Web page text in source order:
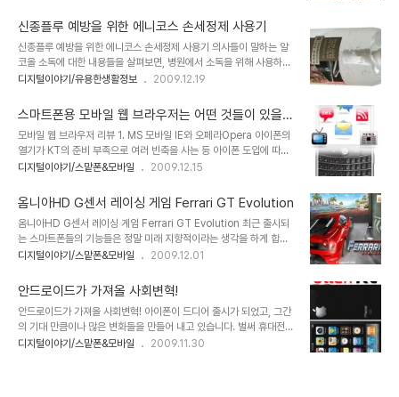
들수 있도록 해야한다는 생각입니다..
▲ 세상을 구하고자 십자가를 맨 예수... 그러나... 누군가 그 희생을 말
하면서 진정으로 그 스스로의 실천적 희생을 통해 다수의 행복을 바라
겠다고 한다면 진정으로 나는 그를 숭배할 겁니다. 그런데... 그 희생에
있어 스스로는 제외하고 타인만의 희생을 종용하고 강요하는 것이라
고 한다면, 그것을 희생이라고 할 수 있을지 의문입니다. 강요되는 희
이 땅의 9..
신종플루 예방을 위한 에니코스 손세정제 사용기
신종플루 예방을 위한 에니코스 손세정제 사용기 의사들이 말하는 알
코올 소독에 대한 내용들을 살펴보면, 병원에서 소독을 위해 사용하는
알콜 솜 등의 알코올 농도는 약 80% 수준이라고 합니다. 그리고 약
병원에서 사용하는 것을 기준으로 할 때 그렇다는 얘기일테고, 보통 가
정에서 또는 직장이나 매장 등에서 바쁜 시간 틈틈이 손을 깨끗이 하기
위해 별도로 물로 씻는 번거로움을 없애는 방법으로는 일반적인 손세
정제면 충분하다는 생각을 합니다. 이전의 포스트에서도 밝혔습니다
만, 전 결벽증세가 좀 심하게 있는 부류의 사람입니다. 결벽증이 깨끗
꾸기란 쉽지가 않다는 것이 문제라면 문제일..
디지털이야기/유용한생활정보 2009.12.19
스마트폰용 모바일 웹 브라우저는 어떤 것들이 있을
까?
모바일 웹 브라우저 리뷰 1. MS 모바일 IE와 오페라Opera 아이폰의
열기가 KT의 준비 부족으로 여러 빈축을 사는 등 아이폰 도입에 따른
관심 만큼 그 불협화음도 적지 않았던 것 같습니다. 하지만, 아이폰에
을 줄 모르는 듯 합니다. 그리고 이제 그 열기는 여타의 나라들에서 그
랬듯이 서서히 우리나라도 스마트폰의 대중화라는 방향으로 이어지고
있어 보입니다. ▲ 과거 데스크탑 PC에서 하던 모든 일을 이제는 모
바일로 한다! 그렇습니다. 이제 스마트폰이 중심이 되는 모바일 시대가
시작되고 있는 겁니다. 그렇다면, 모바일 시대의 핵심적 도구가 될 스
로 예상되는 것으로 가장 첫..
디지털이야기/스맡폰&모바일 2009.12.15
옴니아HD G센서 레이싱 게임 Ferrari GT Evolution
옴니아HD G센서 레이싱 게임 Ferrari GT Evolution 최근 출시되
는 스마트폰들의 기능들은 정말 미래 지향적이라는 생각을 하게 합니
다. 물론 알아야 한다는 것이 기본이 되겠지만,-그래서 인터넷이 세상
용하고 있는 저의 옴니아에도 기울기에 반응한다는 G-Sensor가 있
고, 이를 활용한 여러 프로그램들이 탑재가 되어 있습니다. G-
Sensor에 대한 내용들을 살펴보니 쉽게 설명하지 못할 여러 형태의
기술 집약적인 내용들이 많더군요... G-Senesor 기술에 대한 내용을
쓰고자 하는 것은 아니니 G센서가 궁금하신 분들이라면 한번 인터넷
디지털이야기/스맡폰&모바일 2009.12.01
안드로이드가 가져올 사회변혁!
안드로이드가 가져올 사회변혁! 아이폰이 드디어 출시가 되었고, 그간
의 기대 만큼이나 많은 변화들을 만들어 내고 있습니다. 벌써 휴대전화
통신요금의 인하가 거론되거나 발표되고 있고, 이동통신사 별로 데이
디지털이야기/스맡폰&모바일 2009.11.30